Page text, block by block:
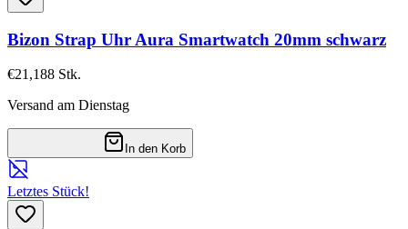
Bizon Strap Uhr Aura Smartwatch 20mm schwarz
€21,188 Stk.
Versand am Dienstag
In den Korb
Letztes Stück!